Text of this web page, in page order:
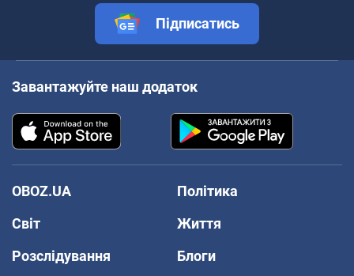
Підписатись
Завантажуйте наш додаток
OBOZ.UA
Політика
Світ
Життя
Розслідування
Блоги